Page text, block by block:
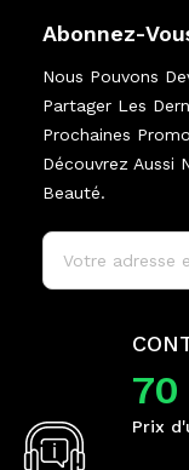
Abonnez-
Nous Pouvons
Partager Les
Prochaines
Découvrez Aussi
Beauté.
Prix